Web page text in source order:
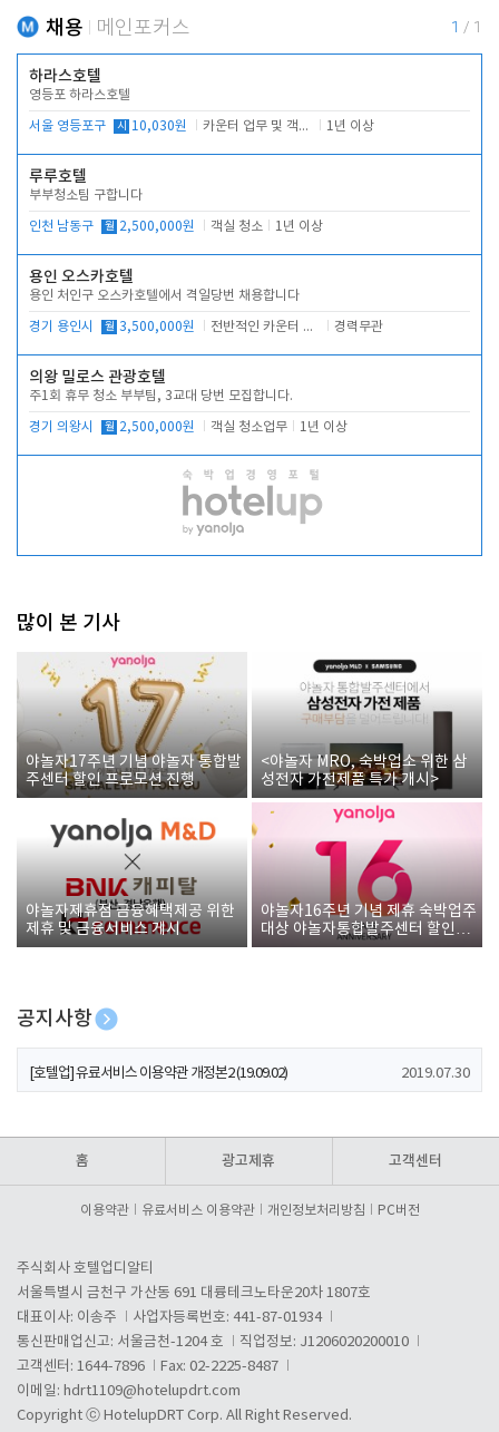
채용 메인포커스 1 / 1
하라스호텔
영등포 하라스호텔
서울 영등포구 시 10,030원 카운터 업무 및 객실관리(청소상태 확인, 객실판매) 1년 이상
루루호텔
부부청소팀 구합니다
인천 남동구 월 2,500,000원 객실 청소 1년 이상
용인 오스카호텔
용인 처인구 오스카호텔에서 격일당번 채용합니다
경기 용인시 월 3,500,000원 전반적인 카운터 업무 경력무관
의왕 밀로스 관광호텔
주1회 휴무 청소 부부팀, 3교대 당번 모집합니다.
경기 의왕시 월 2,500,000원 객실 청소업무 1년 이상
많이 본 기사
야놀자17주년 기념 야놀자 통합발
주센터 할인 프로모션 진행
<야놀자 MRO, 숙박업소 위한 삼
성전자 가전제품 특가 개시>
야놀자제휴점 금융혜택제공 위한
제휴 및 금융서비스 게시
야놀자16주년 기념 제휴 숙박업주
대상 야놀자통합발주센터 할인쿠
폰 증정
공지사항
[호텔업] 개인정보 처리방침 개정본1 (19.09.02)
[호텔업] 유료서비스 이용약관 개정본2 (19.09.02) 2019.07.30
홈 광고제휴 고객센터
이용약관 유료서비스 이용약관 개인정보처리방침 PC버전
주식회사 호텔업디알티
서울특별시 금천구 가산동 691 대륭테크노타운20차 1807호
대표이사: 이송주
사업자등록번호: 441-87-01934
통신판매업신고: 서울금천-1204 호
직업정보: J1206020200010
고객센터: 1644-7896
Fax: 02-2225-8487
이메일: hdrt1109@hotelupdrt.com
Copyright ⓒ HotelupDRT Corp. All Right Reserved.